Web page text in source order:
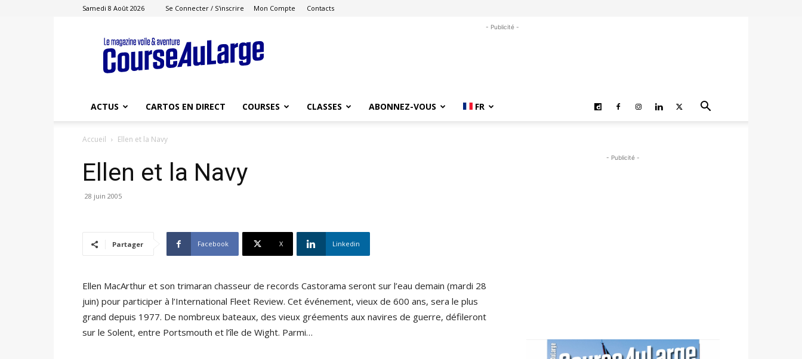
Samedi 8 Août 2026 Se Connecter / S'inscrire Mon Compte Contacts
Course
au
Large
- Publicité -
ACTUS CARTOS EN DIRECT COURSES CLASSES ABONNEZ-VOUS FR
Accueil Ellen et la Navy
Ellen et la Navy
28 juin 2005
Partager Facebook X Linkedin
Ellen MacArthur et son trimaran chasseur de records Castorama seront sur l’eau demain (mardi 28
juin) pour participer à l’International Fleet Review. Cet événement, vieux de 600 ans, sera le plus
grand depuis 1977. De nombreux bateaux, des vieux gréements aux navires de guerre, défileront
sur le Solent, entre Portsmouth et l’île de Wight. Parmi…
- Publicité -